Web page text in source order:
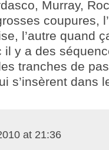
Murray,
coupures,
l’autre quand
il y a des
tranches de
s’insèrent dans
at 21:36